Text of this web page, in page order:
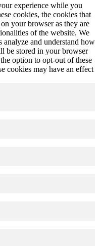
experience while you
cookies, the cookies that
your browser as they are
of the website. We
analyze and understand how
be stored in your browser
option to opt-out of these
cookies may have an effect